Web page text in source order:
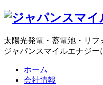
太陽光発電・蓄電池・リフ
ジャパンスマイルエナジー
ホーム
会社情報